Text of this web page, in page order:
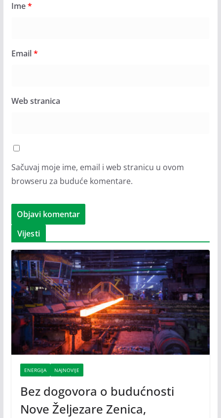
Ime*
Email*
Web stranica
Sačuvaj moje ime, email i web stranicu u ovom
browseru za buduće komentare.
Vijesti
ENERGIJA NAJNOVIJE
Bez dogovora o budućnosti
Nove Željezare Zenica,